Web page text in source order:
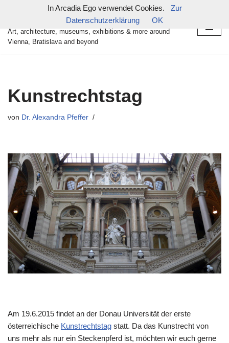
Zum
Inhalt
in arcadia ego
Art, architecture, museums, exhibitions & more around
Vienna, Bratislava and beyond
Kunstrechtstag
von Dr. Alexandra Pfeffer
Am 19.6.2015 findet an der Donau Universität der erste
österreichische Kunstrechtstag statt. Da das Kunstrecht von
uns mehr als nur ein Steckenpferd ist, möchten wir euch gerne
In Arcadia Ego verwendet Cookies.
Zur
Datenschutzerklärung
OK